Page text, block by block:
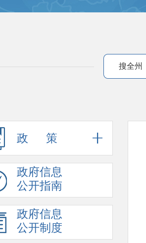
搜全州
政 策
政府信息
公开指南
政府信息
公开制度